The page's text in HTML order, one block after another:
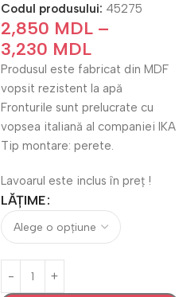
Codul produsului: 45275
2,850 MDL –
3,230 MDL
Produsul este fabricat din MDF
vopsit rezistent la apă
Fronturile sunt prelucrate cu
vopsea italiană al companiei IKA
Tip montare: perete.
Lavoarul este inclus în preț !
LĂȚIME